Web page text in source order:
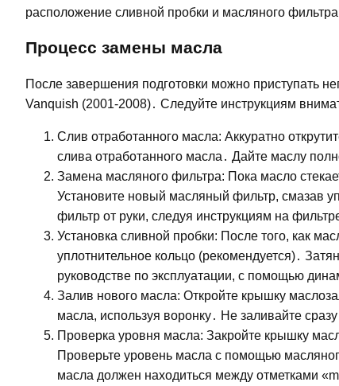
расположение сливной пробки и масляного
Процесс замены масла
После завершения подготовки можно приступать
Vanquish (2001-2008)․ Следуйте инструкциям
Слив отработанного масла: Аккуратно
слива отработанного масла․ Дайте маслу
Замена масляного фильтра: Пока масло
Установите новый масляный фильтр, смазав
фильтр от руки, следуя инструкциям на
Установка сливной пробки: После того, как
уплотнительное кольцо (рекомендуется)․
руководстве по эксплуатации, с помощью
Залив нового масла: Откройте крышку
масла, используя воронку․ Не заливайте
Проверка уровня масла: Закройте крышку
Проверьте уровень масла с помощью
масла должен находиться между отметками